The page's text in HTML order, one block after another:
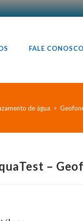
FALE CONOSCO
de água >
–